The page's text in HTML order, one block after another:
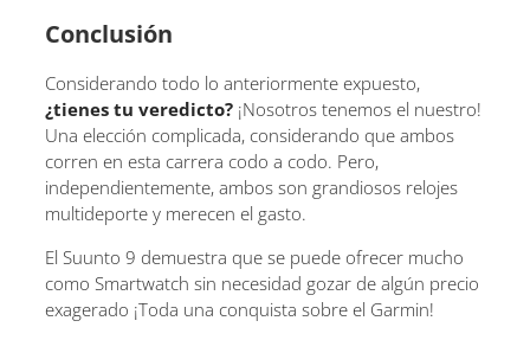
Conclusión
Considerando todo lo anteriormente expuesto,
¿tienes tu veredicto? ¡Nosotros tenemos el nuestro!
Una elección complicada, considerando que ambos
corren en esta carrera codo a codo. Pero,
independientemente, ambos son grandiosos relojes
multideporte y merecen el gasto.
El Suunto 9 demuestra que se puede ofrecer mucho
como Smartwatch sin necesidad gozar de algún precio
exagerado ¡Toda una conquista sobre el Garmin!